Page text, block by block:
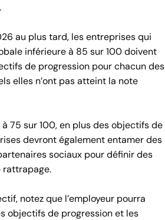
.
au plus tard, les entreprises qui
inférieure à 85 sur 100 doivent
de progression pour chacun des
elles n’ont pas atteint la note
75 sur 100, en plus des objectifs de
devront également entamer des
sociaux pour définir des
rattrapage.
notez que l’employeur pourra
objectifs de progression et les